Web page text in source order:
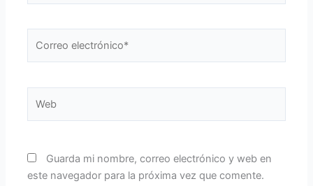
Guarda mi nombre, correo electrónico y web en
este navegador para la próxima vez que comente.